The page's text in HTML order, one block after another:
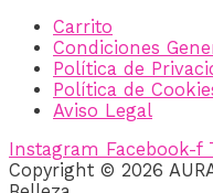
Carrito
Condiciones
Política de
Política de
Aviso Legal
Instagram Facebook-f
Copyright © 2026